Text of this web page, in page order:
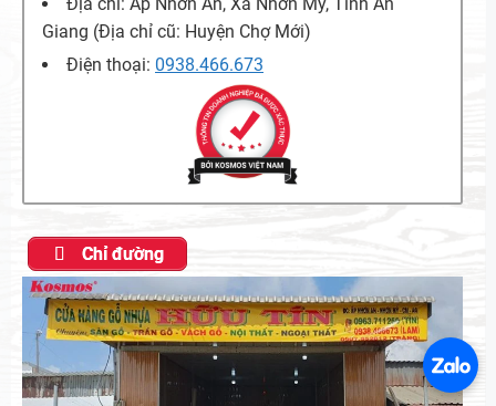
Giang (Địa chỉ cũ: Huyện Chợ Mới)
Điện thoại: 0938.466.673
Chỉ đường